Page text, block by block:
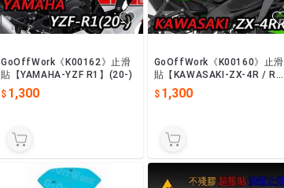
GoOffWork《K00162》止滑
貼【YAMAHA-YZF R1】(20-)
1,300
GoOffWork《K00160》止滑
貼【KAWASAKI-ZX-4R / R
R】(24-)
1,300